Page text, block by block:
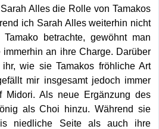
Alles die Rolle von Tamakos
ich Sarah Alles weiterhin nicht
betrachte, gewöhnt man
an ihre Charge. Darüber
wie sie Tamakos fröhliche Art
mir insgesamt jedoch immer
Midori. Als neue Ergänzung des
als Choi hinzu. Während sie
niedliche Seite als auch ihre